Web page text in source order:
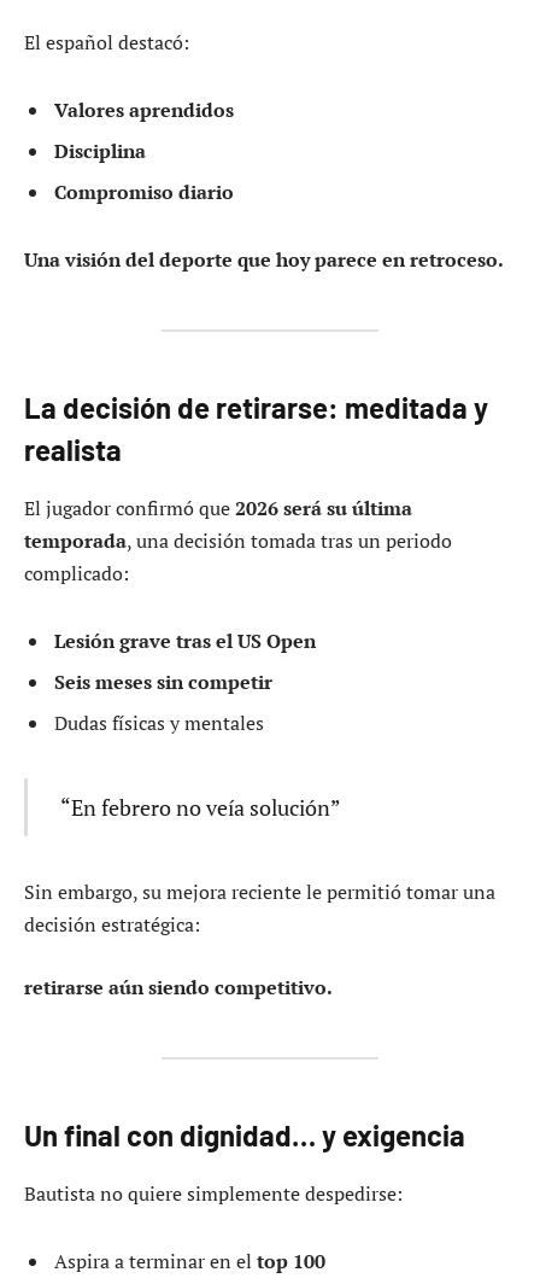
El español destacó:
Valores aprendidos
Disciplina
Compromiso diario
Una visión del deporte que hoy parece en retroceso.
La decisión de retirarse: meditada y
realista
El jugador confirmó que2026 será su última
temporada, una decisión tomada tras un periodo
complicado:
Lesión grave tras el US Open
Seis meses sin competir
Dudas físicas y mentales
“En febrero no veía solución”
Sin embargo, su mejora reciente le permitió tomar una
decisión estratégica:
retirarse aún siendo competitivo.
Un final con dignidad… y exigencia
Bautista no quiere simplemente despedirse:
Aspira a terminar en el top 100